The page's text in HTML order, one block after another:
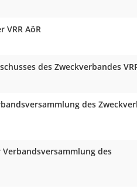
VRR AöR
des Zweckverbandes
des
des